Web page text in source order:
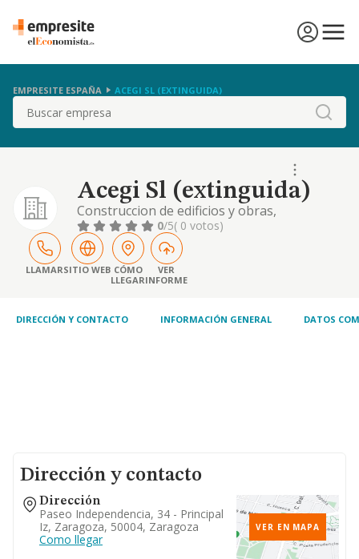
EMPRESITE ESPAÑA ACEGI SL (EXTINGUIDA)
Buscar
Acegi Sl (extinguida)
Construccion de edificios y obras,
inversiones mobiliarias o inmobiliarias
0/5( 0 votos)
LLAMARSITIO WEB CÓMO
LLEGAR
VER
INFORME
DIRECCIÓN Y CONTACTO INFORMACIÓN GENERAL DATOS
Dirección y contacto
Dirección
Paseo Independencia, 34 - Principal
Iz, Zaragoza, 50004, Zaragoza
Como llegar
VER EN MAPA